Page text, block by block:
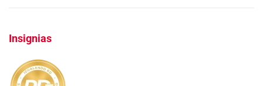
Insignias